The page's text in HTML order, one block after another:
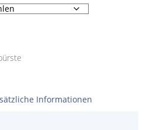
Informationen